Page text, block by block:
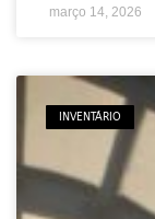
março 14, 2026
INVENTÁRIO